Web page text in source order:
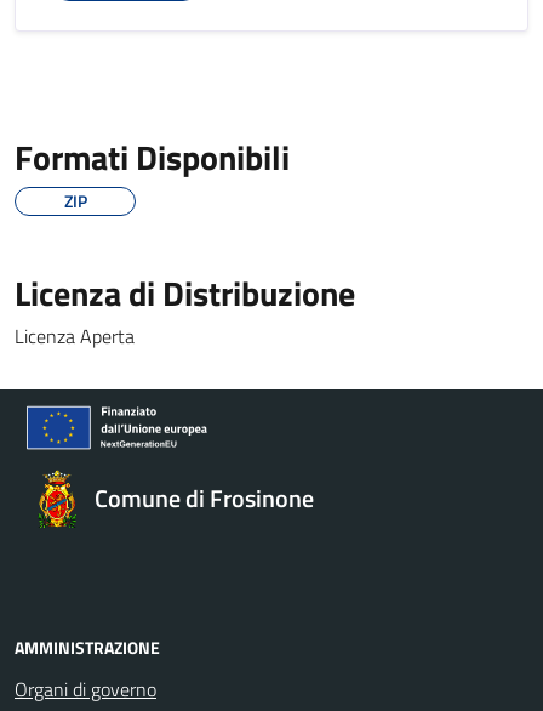
Formati Disponibili
ZIP
Licenza di Distribuzione
Licenza Aperta
Comune di Frosinone
AMMINISTRAZIONE
Organi di governo